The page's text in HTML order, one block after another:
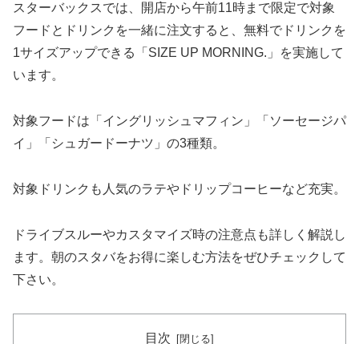
スターバックスでは、開店から午前11時まで限定で対象
フードとドリンクを一緒に注文すると、無料でドリンクを
1サイズアップできる「SIZE UP MORNING.」を実施して
います。
対象フードは「イングリッシュマフィン」「ソーセージパ
イ」「シュガードーナツ」の3種類。
対象ドリンクも人気のラテやドリップコーヒーなど充実。
ドライブスルーやカスタマイズ時の注意点も詳しく解説し
ます。朝のスタバをお得に楽しむ方法をぜひチェックして
下さい。
目次